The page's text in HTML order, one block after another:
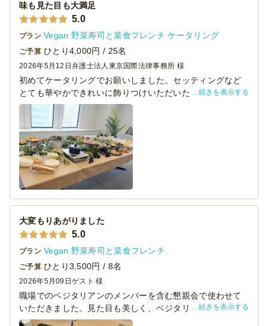
味も見た目も大満足
5.0
プラン Vegan 野菜寿司と菜食フレンチ ケータリング
ご予算 ひとり4,000円 / 25名
2026年5月12日 弁護士法人東京国際法律事務所 様
初めてケータリングでお願いしました。セッティングなど
とても華やかできれいに飾りつけいただいたうえ、事前に
お伝えしていたアレルギー食材をプレートに記載いただけ
大変ありがたかったです。どの料理もとてもおいしく、野
菜たっぷりでいろいろなメニューがあり、特に女性陣に大
人気でした。スタッフの方もとても丁寧でこちらにお願い
してよかったと思いました。終了時間前に残った料理をど
うするか確認してくださり、きれいにお皿に盛り付けてい
ただいたところ、会終了後に未参加メンバーなどであっと
です。
続きを表示する
大変もりあがりました
5.0
プラン Vegan 野菜寿司と菜食フレンチ
ご予算 ひとり3,500円 / 8名
2026年5月09日 ゲスト 様
職場でのベジタリアンのメンバーを含む懇親会で使わせて
いただきました。見た目も美しく、ベジタリアンかどうか
を問わず、参加者全員に大好評でした。また使わせていた
続きを表示する